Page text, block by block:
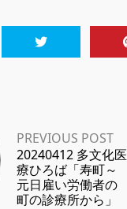
PREVIOUS POST
20240412 多文化医
療ひろば「寿町～
元日雇い労働者の
町の診療所から」